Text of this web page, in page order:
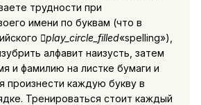
трудности при
имени по буквам (что в
play_circle_filled«spelling»),
алфавит наизусть, затем
и фамилию на листке бумаги и
произнести каждую букву в
Тренироваться стоит каждый